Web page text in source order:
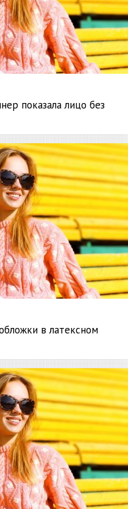
показала лицо без
в латексном